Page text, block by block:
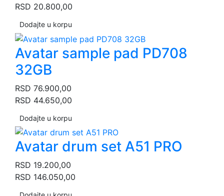
RSD 20.800,00
Dodajte u korpu
Avatar sample pad PD708
32GB
RSD 76.900,00
RSD 44.650,00
Dodajte u korpu
Avatar drum set A51 PRO
RSD 19.200,00
RSD 146.050,00